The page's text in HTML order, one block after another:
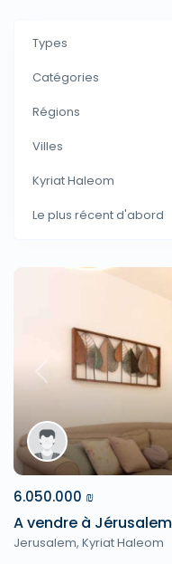
Types
Catégories
Régions
Villes
Kyriat Haleom
Le plus récent d'abord
Previous
6.050.000 ₪
A vendre à
Jerusalem, Kyriat Haleom